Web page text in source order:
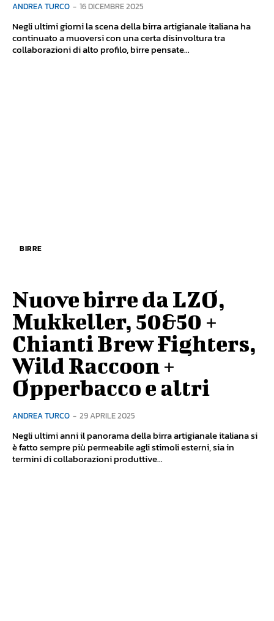
ANDREA TURCO - 16 DICEMBRE 2025
Negli ultimi giorni la scena della birra artigianale italiana ha
continuato a muoversi con una certa disinvoltura tra
collaborazioni di alto profilo, birre pensate...
BIRRE
Nuove birre da LZO,
Mukkeller, 50&50 +
Chianti Brew Fighters,
Wild Raccoon +
Opperbacco e altri
ANDREA TURCO - 29 APRILE 2025
Negli ultimi anni il panorama della birra artigianale italiana si
è fatto sempre più permeabile agli stimoli esterni, sia in
termini di collaborazioni produttive...